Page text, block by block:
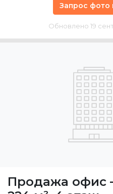
Запрос фото
Обновлено 19
Продажа офис